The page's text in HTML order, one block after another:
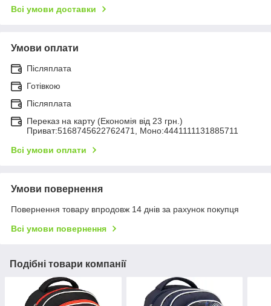
Всі умови доставки
Умови оплати
Післяплата
Готівкою
Післяплата
Переказ на карту (Економія від 23 грн.)
Приват:5168745622762471, Моно:4441111131885711
Всі умови оплати
Умови повернення
Повернення товару впродовж 14 днів за рахунок покупця
Всі умови повернення
Подібні товари компанії